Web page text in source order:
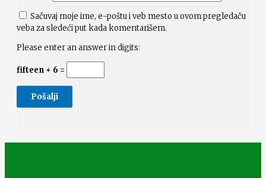
Sačuvaj moje ime, e-poštu i veb mesto u ovom pregledaču
veba za sledeći put kada komentarišem.
Please enter an answer in digits:
fifteen + 6 =